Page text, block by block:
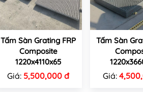
Tấm Sàn Grating FRP
Composite
1220x4110x65
Giá: 5,500,000 đ
Tấm Sàn
Giá: